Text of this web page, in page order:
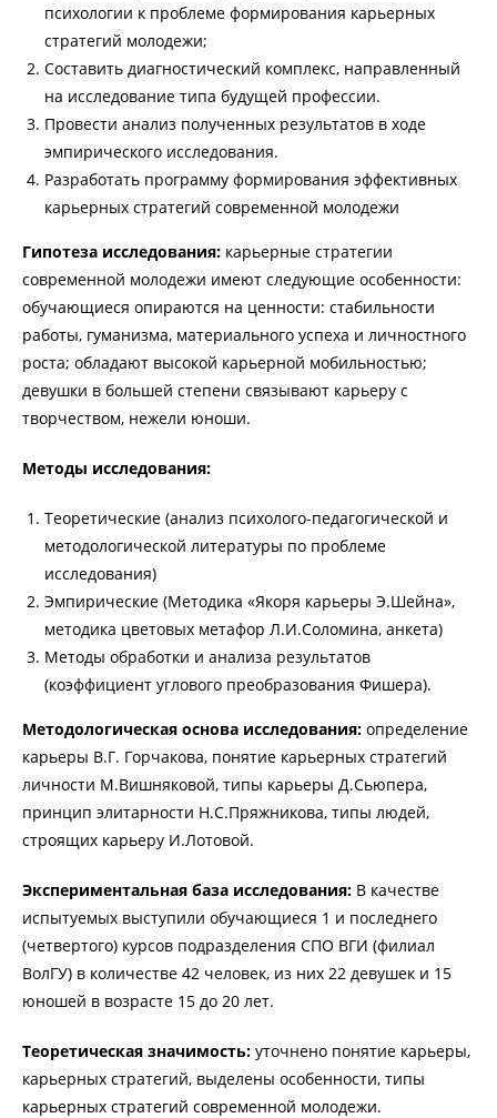
психологии к проблеме формирования карьерных
стратегий молодежи;
Составить диагностический комплекс, направленный
на исследование типа будущей профессии.
Провести анализ полученных результатов в ходе
эмпирического исследования.
Разработать программу формирования эффективных
карьерных стратегий современной молодежи
Гипотеза исследования: карьерные стратегии
современной молодежи имеют следующие особенности:
обучающиеся опираются на ценности: стабильности
работы, гуманизма, материального успеха и личностного
роста; обладают высокой карьерной мобильностью;
девушки в большей степени связывают карьеру с
творчеством, нежели юноши.
Методы исследования:
Теоретические (анализ психолого-педагогической и
методологической литературы по проблеме
исследования)
Эмпирические (Методика «Якоря карьеры Э.Шейна»,
методика цветовых метафор Л.И.Соломина, анкета)
Методы обработки и анализа результатов
(коэффициент углового преобразования Фишера).
Методологическая основа исследования: определение
карьеры В.Г. Горчакова, понятие карьерных стратегий
личности М.Вишняковой, типы карьеры Д.Сьюпера,
принцип элитарности Н.С.Пряжникова, типы людей,
строящих карьеру И.Лотовой.
Экспериментальная база исследования: В качестве
испытуемых выступили обучающиеся 1 и последнего
(четвертого) курсов подразделения СПО ВГИ (филиал
ВолГУ) в количестве 42 человек, из них 22 девушек и 15
юношей в возрасте 15 до 20 лет.
Теоретическая значимость: уточнено понятие карьеры,
карьерных стратегий, выделены особенности, типы
карьерных стратегий современной молодежи.